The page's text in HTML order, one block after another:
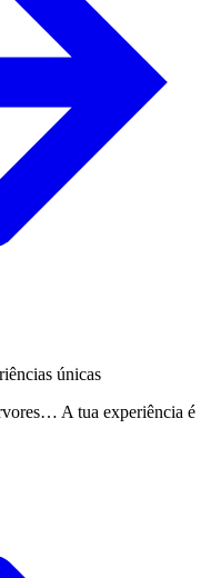
únicas
A tua experiência é